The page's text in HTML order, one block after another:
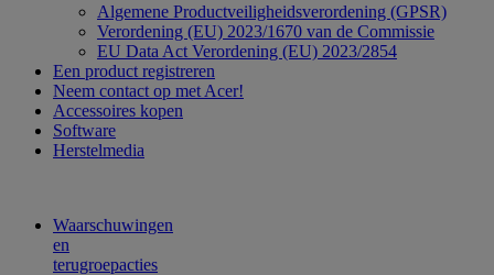
Algemene Productveiligheidsverordening (GPSR)
Verordening (EU) 2023/1670 van de Commissie
EU Data Act Verordening (EU) 2023/2854
Een product registreren
Neem contact op met Acer!
Accessoires kopen
Software
Herstelmedia
Waarschuwingen
en
terugroepacties